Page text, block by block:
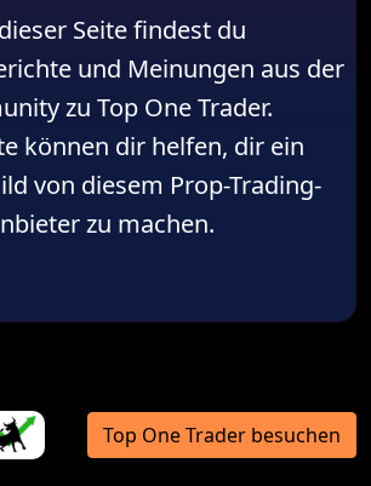
Seite findest du
und Meinungen aus der
zu Top One Trader.
können dir helfen, dir ein
von diesem Prop-Trading-
zu machen.
Top One Trader besuchen